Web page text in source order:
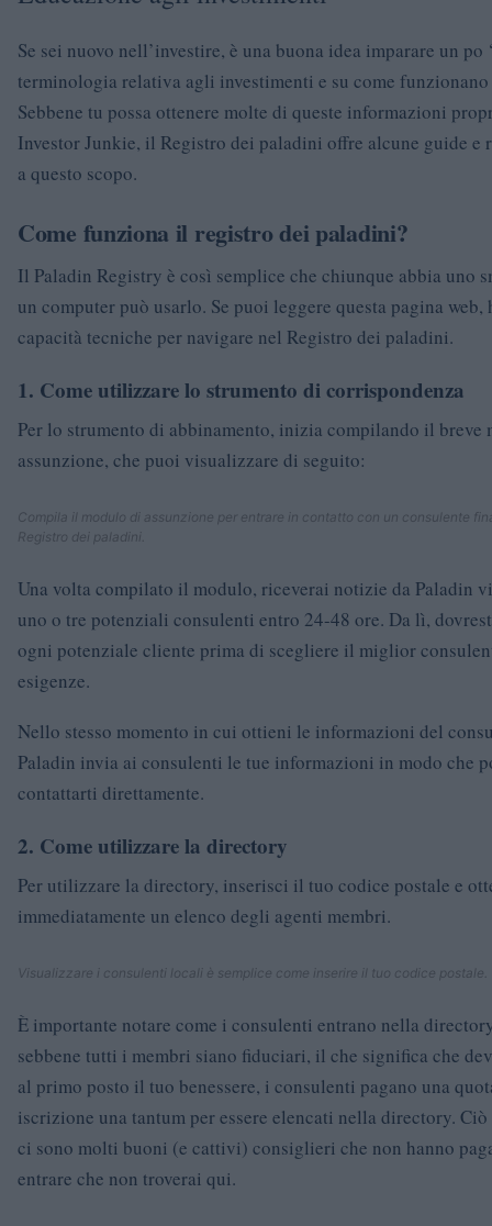
Se sei nuovo nell’investire, è una buona idea imparare un po
terminologia relativa agli investimenti e su come
Sebbene tu possa ottenere molte di queste informazioni
Investor Junkie, il Registro dei paladini offre alcune guide e
a questo scopo.
Come funziona il registro dei paladini?
Il Paladin Registry è così semplice che chiunque abbia uno
un computer può usarlo. Se puoi leggere questa pagina web,
capacità tecniche per navigare nel Registro dei paladini.
1. Come utilizzare lo strumento di corrispondenza
Per lo strumento di abbinamento, inizia compilando il breve
assunzione, che puoi visualizzare di seguito:
Compila il modulo di assunzione per entrare in contatto con un consulente
Registro dei paladini.
Una volta compilato il modulo, riceverai notizie da Paladin
uno o tre potenziali consulenti entro 24-48 ore. Da lì,
ogni potenziale cliente prima di scegliere il miglior
esigenze.
Nello stesso momento in cui ottieni le informazioni del
Paladin invia ai consulenti le tue informazioni in modo che
contattarti direttamente.
2. Come utilizzare la directory
Per utilizzare la directory, inserisci il tuo codice postale e
immediatamente un elenco degli agenti membri.
Visualizzare i consulenti locali è semplice come inserire il tuo codice postale.
È importante notare come i consulenti entrano nella
sebbene tutti i membri siano fiduciari, il che significa che
al primo posto il tuo benessere, i consulenti pagano una
iscrizione una tantum per essere elencati nella directory.
ci sono molti buoni (e cattivi) consiglieri che non hanno
entrare che non troverai qui.